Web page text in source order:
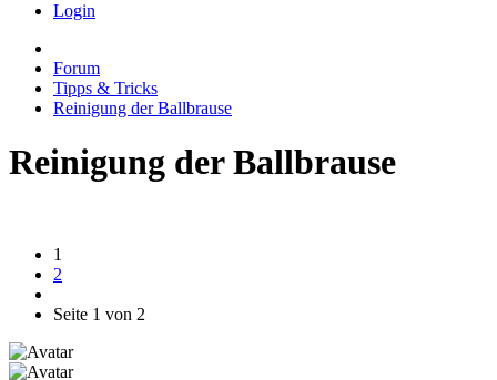
Login
Forum
Tipps & Tricks
Reinigung der Ballbrause
Reinigung der Ballbrause
1
2
Seite 1 von 2